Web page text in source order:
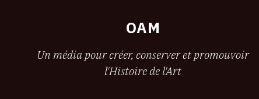
OAM
Un média pour créer, conserver et promouvoir
l'Histoire de l'Art